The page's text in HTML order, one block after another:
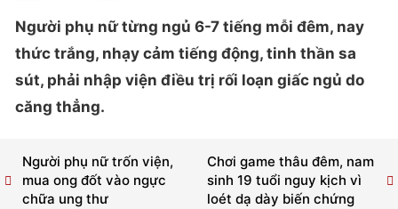
Người phụ nữ từng ngủ 6-7 tiếng mỗi đêm, nay
thức trắng, nhạy cảm tiếng động, tinh thần sa
sút, phải nhập viện điều trị rối loạn giấc ngủ do
căng thẳng.
Chơi game thâu đêm, nam
sinh 19 tuổi nguy kịch vì
loét dạ dày biến chứng
Người phụ nữ trốn viện,
mua ong đốt vào ngực
chữa ung thư